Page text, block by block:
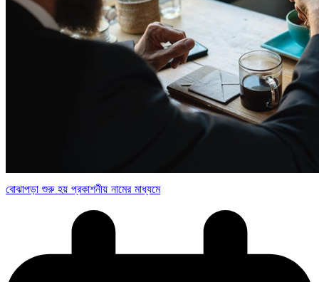
বোঝাপড়া শুরু হয় প্রকাশনীয় নামের মাধ্যমে